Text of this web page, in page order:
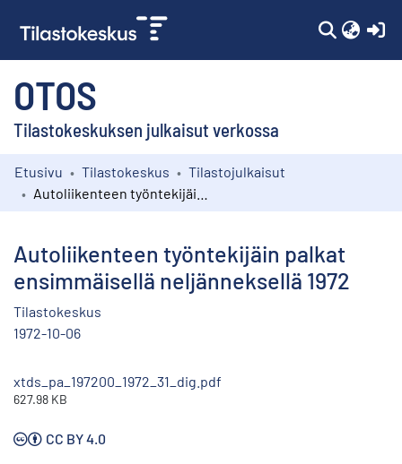
OTOS
Tilastokeskuksen julkaisut verkossa
Kokoelmat
Etusivu Tilastokeskus
Tilastojulkaisut
Autoliikenteen työntekijäin palkat
ensimmäisellä neljänneksellä 1972
Tilastokeskus
1972-10-06
xtds_pa_197200_1972_31_dig.pdf
627.98 KB
CC BY 4.0